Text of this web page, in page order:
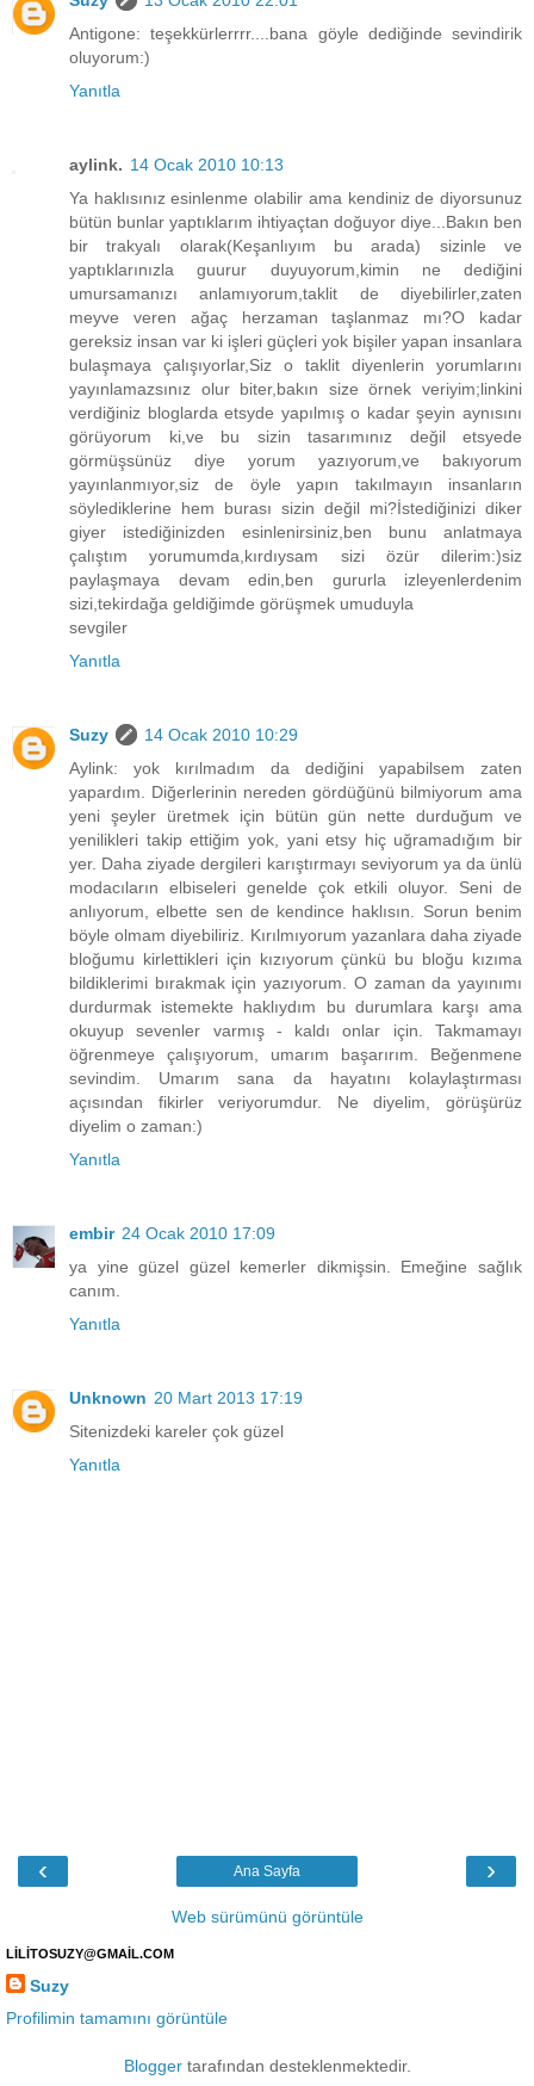
Antigone: teşekkürlerrrr....bana göyle dediğinde sevindirik
oluyorum:)
Yanıtla
aylink. 14 Ocak 2010 10:13
Ya haklısınız esinlenme olabilir ama kendiniz de diyorsunuz
bütün bunlar yaptıklarım ihtiyaçtan doğuyor diye...Bakın ben
bir trakyalı olarak(Keşanlıyım bu arada) sizinle ve
yaptıklarınızla guurur duyuyorum,kimin ne dediğini
umursamanızı anlamıyorum,taklit de diyebilirler,zaten
meyve veren ağaç herzaman taşlanmaz mı?O kadar
gereksiz insan var ki işleri güçleri yok bişiler yapan insanlara
bulaşmaya çalışıyorlar,Siz o taklit diyenlerin yorumlarını
yayınlamazsınız olur biter,bakın size örnek veriyim;linkini
verdiğiniz bloglarda etsyde yapılmış o kadar şeyin aynısını
görüyorum ki,ve bu sizin tasarımınız değil etsyede
görmüşsünüz diye yorum yazıyorum,ve bakıyorum
yayınlanmıyor,siz de öyle yapın takılmayın insanların
söylediklerine hem burası sizin değil mi?İstediğinizi diker
giyer istediğinizden esinlenirsiniz,ben bunu anlatmaya
çalıştım yorumumda,kırdıysam sizi özür dilerim:)siz
paylaşmaya devam edin,ben gururla izleyenlerdenim
sizi,tekirdağa geldiğimde görüşmek umuduyla
sevgiler
Yanıtla
Suzy
14 Ocak 2010 10:29
Aylink: yok kırılmadım da dediğini yapabilsem zaten
yapardım. Diğerlerinin nereden gördüğünü bilmiyorum ama
yeni şeyler üretmek için bütün gün nette durduğum ve
yenilikleri takip ettiğim yok, yani etsy hiç uğramadığım bir
yer. Daha ziyade dergileri karıştırmayı seviyorum ya da ünlü
modacıların elbiseleri genelde çok etkili oluyor. Seni de
anlıyorum, elbette sen de kendince haklısın. Sorun benim
böyle olmam diyebiliriz. Kırılmıyorum yazanlara daha ziyade
bloğumu kirlettikleri için kızıyorum çünkü bu bloğu kızıma
bildiklerimi bırakmak için yazıyorum. O zaman da yayınımı
durdurmak istemekte haklıydım bu durumlara karşı ama
okuyup sevenler varmış - kaldı onlar için. Takmamayı
öğrenmeye çalışıyorum, umarım başarırım. Beğenmene
sevindim. Umarım sana da hayatını kolaylaştırması
açısından fikirler veriyorumdur. Ne diyelim, görüşürüz
diyelim o zaman:)
Yanıtla
embir 24 Ocak 2010 17:09
ya yine güzel güzel kemerler dikmişsin. Emeğine sağlık
canım.
Yanıtla
Unknown 20 Mart 2013 17:19
Sitenizdeki kareler çok güzel
Yanıtla
‹ ›
Ana Sayfa
Web sürümünü görüntüle
LİLİTOSUZY@GMAİL.COM
Suzy
Profilimin tamamını görüntüle
Bloggertarafından desteklenmektedir.